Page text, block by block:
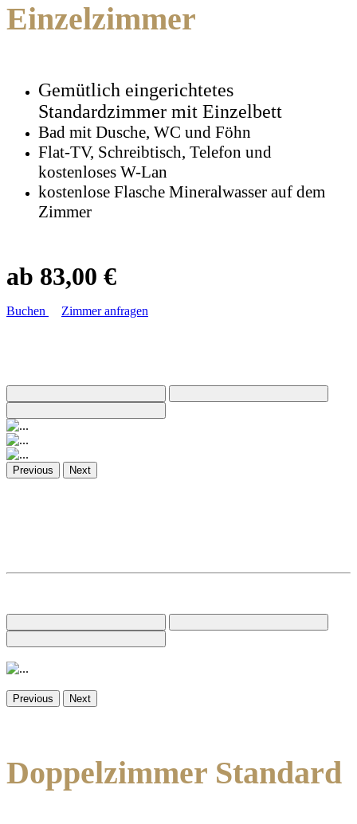
Einzelzimmer
Gemütlich eingerichtetes
Standardzimmer mit Einzelbett
Bad mit Dusche, WC und Föhn
Flat-TV, Schreibtisch, Telefon und
kostenloses W-Lan
kostenlose Flasche Mineralwasser auf dem
Zimmer
ab 83,00 €
Buchen Zimmer anfragen
Previous Next
Previous Next
Doppelzimmer Standard